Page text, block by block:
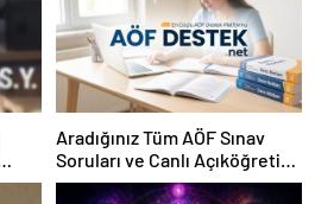
Aradığınız Tüm AÖF Sınav
Soruları ve Canlı Açıköğretim
Forumu Burada